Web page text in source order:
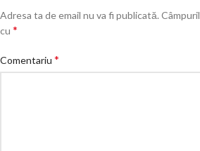
Adresa ta de email nu va fi publicată.
cu *
Comentariu *